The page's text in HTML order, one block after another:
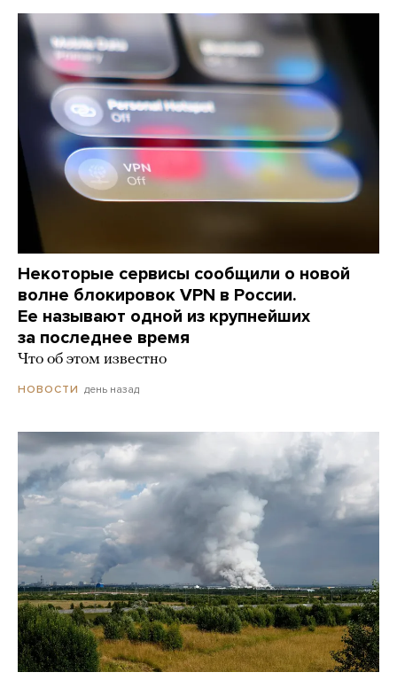
Некоторые сервисы сообщили о новой
волне блокировок VPN в России.
Ее называют одной из крупнейших
за последнее время
Что об этом известно
НОВОСТИ день назад